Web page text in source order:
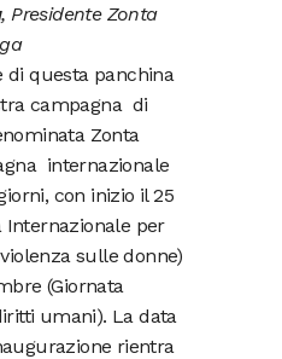
, Presidente Zonta
di questa panchina
campagna di
Zonta
internazionale
con inizio il 25
Internazionale per
sulle donne)
(Giornata
umani). La data
rientra